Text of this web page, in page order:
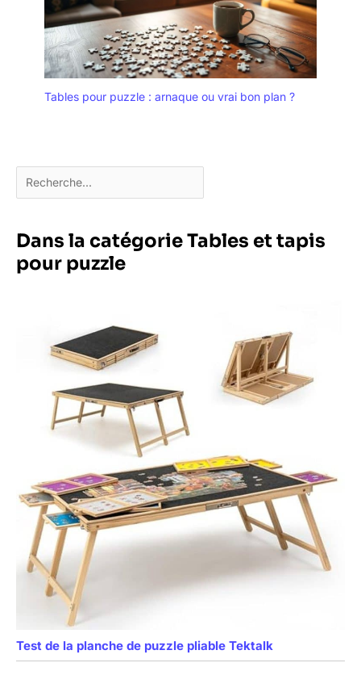
Également fourni
avec des boutons en
bois pour remplacer
les poignées de
cordon. Soutenue et
stabilisée par 4 roues
Tables pour puzzle : arnaque ou vrai bon plan ?
Dans la catégorie Tables et tapis
pour puzzle
Test de la planche de puzzle pliable Tektalk